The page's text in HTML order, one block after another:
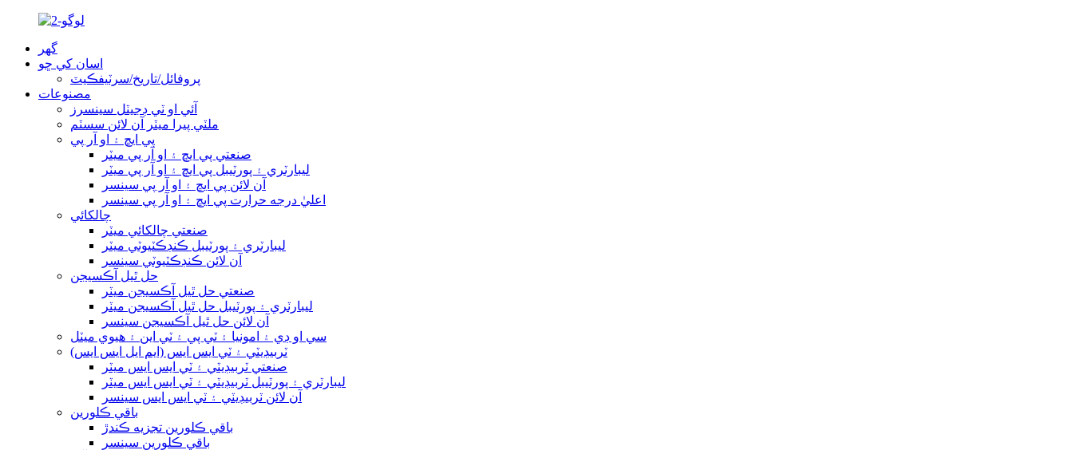
گھر
اسان کي ڇو
پروفائل/تاريخ/سرٽيفڪيٽ
مصنوعات
آئي او ٽي ڊجيٽل سينسرز
ملٽي پيرا ميٽر آن لائن سسٽم
پي ايڇ ۽ او آر پي
صنعتي پي ايڇ ۽ او آر پي ميٽر
ليبارٽري ۽ پورٽيبل پي ايڇ ۽ او آر پي ميٽر
آن لائن پي ايڇ ۽ او آر پي سينسر
اعليٰ درجه حرارت پي ايڇ ۽ او آر پي سينسر
چالکائي
صنعتي چالکائي ميٽر
ليبارٽري ۽ پورٽيبل ڪنڊڪٽيوٽي ميٽر
آن لائن ڪنڊڪٽيوٽي سينسر
حل ٿيل آڪسيجن
صنعتي حل ٿيل آڪسيجن ميٽر
ليبارٽري ۽ پورٽيبل حل ٿيل آڪسيجن ميٽر
آن لائن حل ٿيل آڪسيجن سينسر
سي او ڊي ۽ امونيا ۽ ٽي پي ۽ ٽي اين ۽ هيوي ميٽل
ٽربيڊيٽي ۽ ٽي ايس ايس (ايم ايل ايس ايس)
صنعتي ٽربيڊيٽي ۽ ٽي ايس ايس ميٽر
ليبارٽري ۽ پورٽيبل ٽربيڊيٽي ۽ ٽي ايس ايس ميٽر
آن لائن ٽربيڊيٽي ۽ ٽي ايس ايس سينسر
باقي ڪلورين
باقي ڪلورين تجزيه ڪندڙ
باقي ڪلورين سينسر